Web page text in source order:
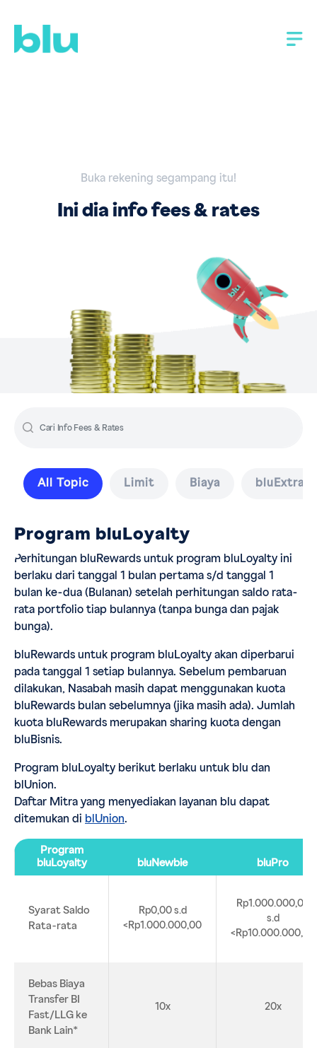
Buka rekening segampang itu!
Ini dia info fees & rates
All Topic Limit Biaya
Program bluLoyalty
Perhitungan bluRewards untuk program bluLoyalty ini
berlaku dari tanggal 1 bulan pertama s/d tanggal 1
bulan ke-dua (Bulanan) setelah perhitungan saldo rata-
rata portfolio tiap bulannya (tanpa bunga dan pajak
bunga).
bluRewards untuk program bluLoyalty akan diperbarui
pada tanggal 1 setiap bulannya. Sebelum pembaruan
dilakukan, Nasabah masih dapat menggunakan kuota
bluRewards bulan sebelumnya (jika masih ada). Jumlah
kuota bluRewards merupakan sharing kuota dengan
bluBisnis.
Program bluLoyalty berikut berlaku untuk blu dan
blUnion.
Daftar Mitra yang menyediakan layanan blu dapat
ditemukan di blUnion.
Program
bluLoyalty
bluNewbie bluPro
Syarat Saldo
Rata-rata
Rp0,00 s.d
<Rp1.000.000,00
Rp1.000.000,00
s.d
<Rp10.000.000,00
Bebas Biaya
Transfer BI
Fast/LLG ke
Bank Lain*
10x 20x